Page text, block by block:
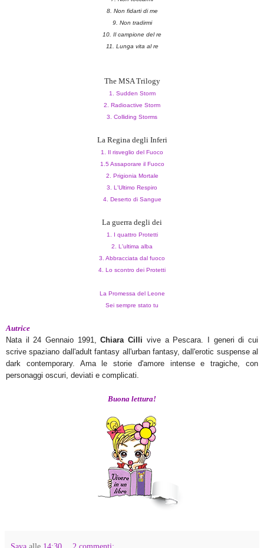
8. Non fidarti di me
9. Non tradirmi
10. Il campione del re
11. Lunga vita al re
The MSA Trilogy
1. Sudden Storm
2. Radioactive Storm
3. Colliding Storms
La Regina degli Inferi
1. Il risveglio del Fuoco
1.5 Assaporare il Fuoco
2. Prigionia Mortale
3. L'Ultimo Respiro
4. Deserto di Sangue
La guerra degli dei
1. I quattro Protetti
2. L'ultima alba
3. Abbracciata dal fuoco
4. Lo scontro dei Protetti
La Promessa del Leone
Sei sempre stato tu
Autrice
Nata il 24 Gennaio 1991,Chiara Cilli vive a Pescara. I generi di cui
scrive spaziano dall'adult fantasy all'urban fantasy, dall'erotic suspense al
dark contemporary. Ama le storie d'amore intense e tragiche, con
personaggi oscuri, deviati e complicati.
Buona lettura!
Saya alle 14:30 2 commenti: